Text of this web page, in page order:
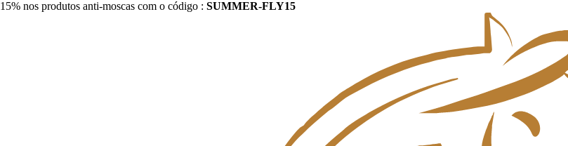
15% nos produtos anti-moscas com o código : SUMMER-FLY15